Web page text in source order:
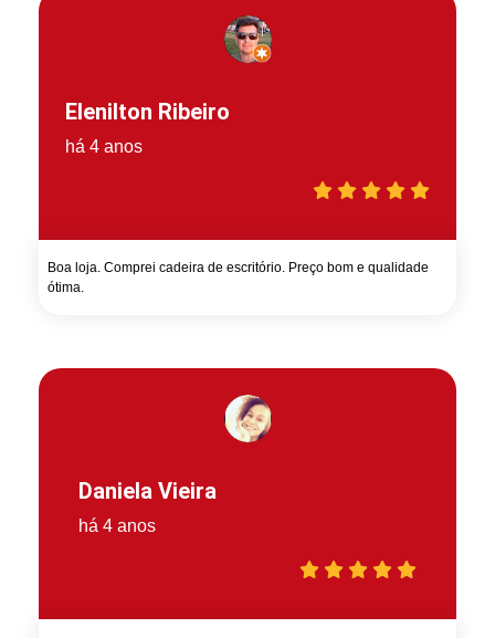
Elenilton Ribeiro
há 4 anos
Boa loja. Comprei cadeira de escritório. Preço bom e qualidade
ótima.
Daniela Vieira
há 4 anos